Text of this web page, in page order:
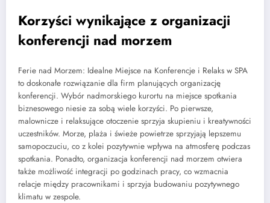
Korzyści wynikające z organizacji
konferencji nad morzem
Ferie nad Morzem: Idealne Miejsce na Konferencje i Relaks w SPA
to doskonałe rozwiązanie dla firm planujących organizację
konferencji. Wybór nadmorskiego kurortu na miejsce spotkania
biznesowego niesie za sobą wiele korzyści. Po pierwsze,
malownicze i relaksujące otoczenie sprzyja skupieniu i kreatywności
uczestników. Morze, plaża i świeże powietrze sprzyjają lepszemu
samopoczuciu, co z kolei pozytywnie wpływa na atmosferę podczas
spotkania. Ponadto, organizacja konferencji nad morzem otwiera
także możliwość integracji po godzinach pracy, co wzmacnia
relacje między pracownikami i sprzyja budowaniu pozytywnego
klimatu w zespole.